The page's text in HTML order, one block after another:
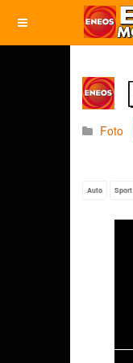
Foto
Auto Sport